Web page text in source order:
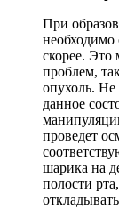
При
необходимо
скорее. Это
проблем,
опухоль. Не
данное
проведет
шарика на
полости